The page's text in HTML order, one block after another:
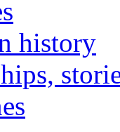
history